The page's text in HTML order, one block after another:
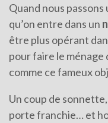
Quand nous
qu’on entre dans un
être plus opérant
pour faire le ménage
comme ce fameux
Un coup de
porte franchie… et